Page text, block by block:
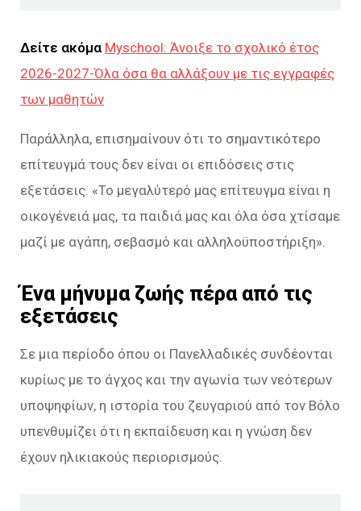
Δείτε ακόμα Myschool: Άνοιξε το σχολικό έτος
2026-2027-Όλα όσα θα αλλάξουν με τις εγγραφές
των μαθητών
Παράλληλα, επισημαίνουν ότι το σημαντικότερο
επίτευγμά τους δεν είναι οι επιδόσεις στις
εξετάσεις. «Το μεγαλύτερό μας επίτευγμα είναι η
οικογένειά μας, τα παιδιά μας και όλα όσα χτίσαμε
μαζί με αγάπη, σεβασμό και αλληλοϋποστήριξη».
Ένα μήνυμα ζωής πέρα από τις
εξετάσεις
Σε μια περίοδο όπου οι Πανελλαδικές συνδέονται
κυρίως με το άγχος και την αγωνία των νεότερων
υποψηφίων, η ιστορία του ζευγαριού από τον Βόλο
υπενθυμίζει ότι η εκπαίδευση και η γνώση δεν
έχουν ηλικιακούς περιορισμούς.